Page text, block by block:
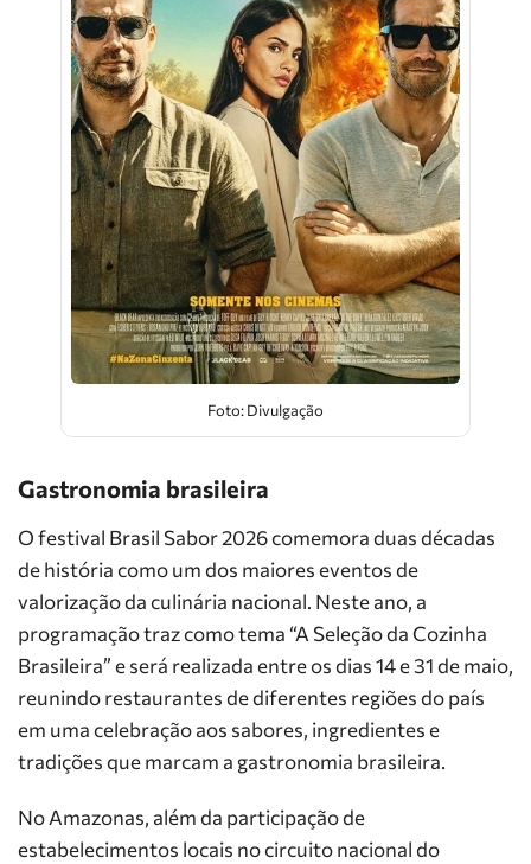
Foto: Divulgação
Gastronomia brasileira
O festival Brasil Sabor 2026 comemora duas décadas
de história como um dos maiores eventos de
valorização da culinária nacional. Neste ano, a
programação traz como tema “A Seleção da Cozinha
Brasileira” e será realizada entre os dias 14 e 31 de maio,
reunindo restaurantes de diferentes regiões do país
em uma celebração aos sabores, ingredientes e
tradições que marcam a gastronomia brasileira.
No Amazonas, além da participação de
estabelecimentos locais no circuito nacional do